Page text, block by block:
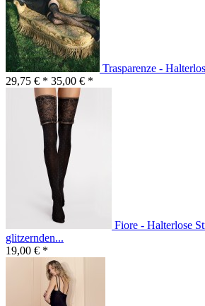
Trasparenze -
29,75 € * 35,00 € *
Fiore - Halterlose
glitzernden...
19,00 € *